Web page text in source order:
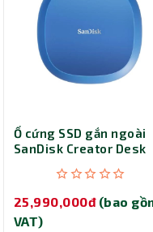
Ổ cứng SSD gắn ngoài
SanDisk Creator Desk
8T00-A25
25,990,000đ (bao
VAT)